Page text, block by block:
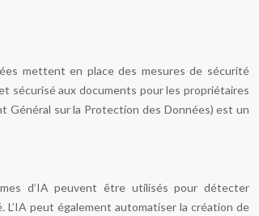
mettent en place des mesures de sécurité
sécurisé aux documents pour les propriétaires
Général sur la Protection des Données) est un
d’IA peuvent être utilisés pour détecter
peut également automatiser la création de